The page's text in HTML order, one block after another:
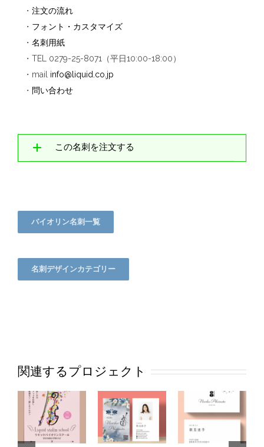
・ 注文の流れ
・ フォント・カスタマイズ
・ 名刺用紙
・TEL 0279-25-8071（平日10:00-18:00）
・mail info@liquid.co.jp
・ 問い合わせ
この名刺を注文する
バイオリン名刺一覧
名刺デザインカテゴリー
関連するプロジェクト